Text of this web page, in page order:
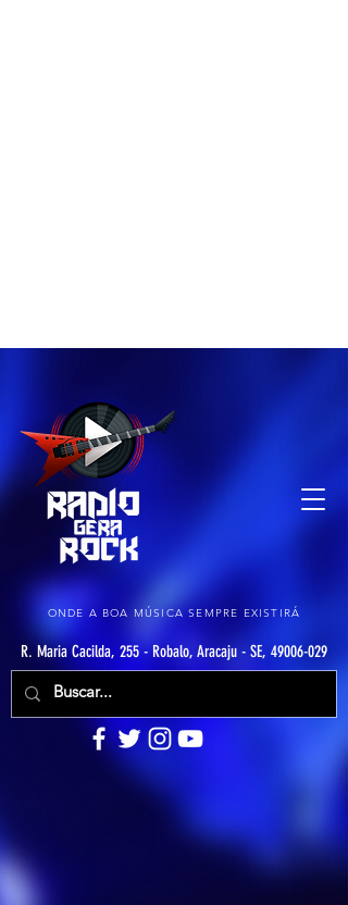
ONDE A BOA MÚSICA SEMPRE EXISTIRÁ
R. Maria Cacilda, 255 - Robalo, Aracaju - SE, 49006-029